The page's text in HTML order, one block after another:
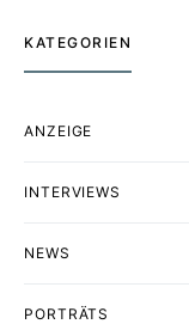
KATEGORIEN
ANZEIGE
INTERVIEWS
NEWS
PORTRÄTS